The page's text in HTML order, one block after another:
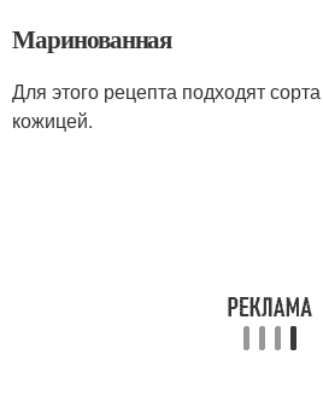
Маринованная
Для этого рецепта подходят
кожицей.